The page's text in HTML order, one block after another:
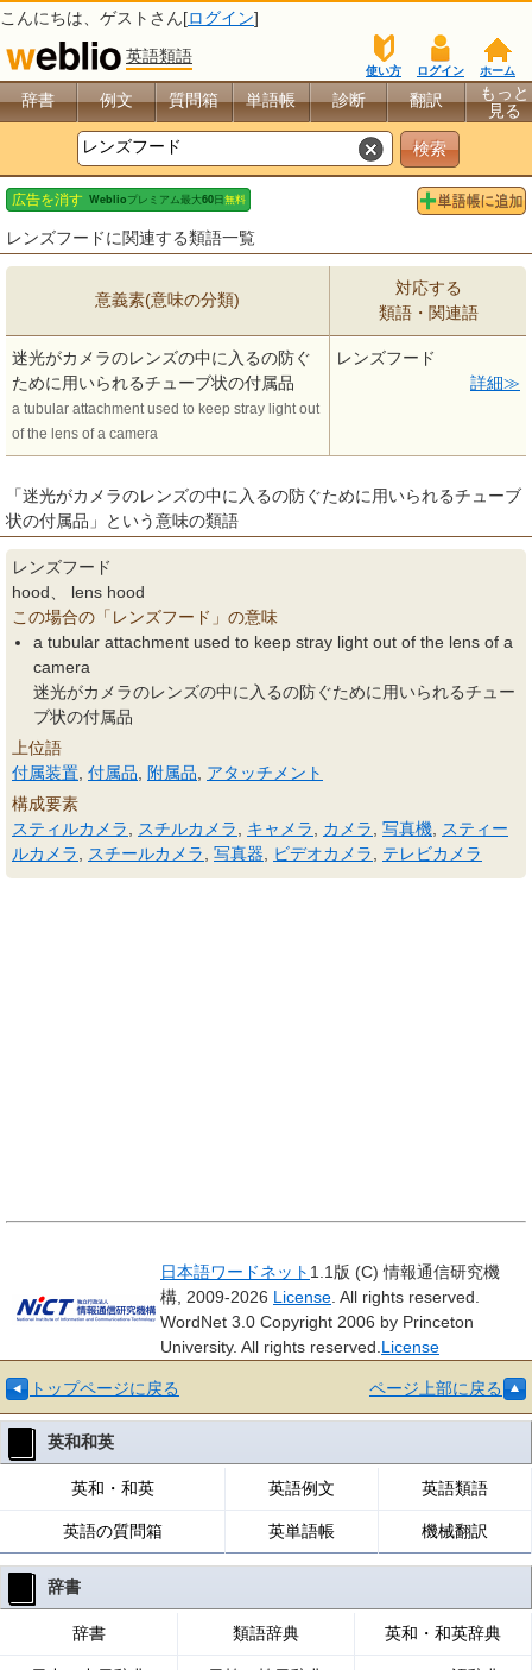
こんにちは、 ゲスト さん[ログイン]
英語類語
ホーム
ログイン
使い方
辞書 例文 質問箱 単語帳 診断 翻訳
もっと
見る
レンズフードに関連する類語一覧
意義素(意味の分類)
対応する
類語・関連語
迷光がカメラのレンズの中に入るの防ぐ
ために用いられるチューブ状の付属品
a tubular attachment used to keep stray light out
of the lens of a camera
レンズフード
詳細
「迷光がカメラのレンズの中に入るの防ぐために用いられるチューブ
状の付属品」という意味の類語
レンズフード
hood、 lens hood
この場合の「レンズフード」の意味
a tubular attachment used to keep stray light out of the lens of a
camera
迷光がカメラのレンズの中に入るの防ぐために用いられるチュー
ブ状の付属品
上位語
付属装置 付属品 附属品
アタッチメント
構成要素
スティルカメラ
スチルカメラ キャメラ カメラ 写真機
スティー
ルカメラ
スチールカメラ 写真器 ビデオカメラ テレビカメラ
日本語ワードネット 1.1版 (C) 情報通信研究機
構, 2009-2026 License . All rights reserved.
WordNet 3.0 Copyright 2006 by Princeton
University. All rights reserved. License
トップページに戻る ページ上部に戻る
英和和英
英和・和英 英語例文 英語類語
英語の質問箱 英単語帳 機械翻訳
辞書
辞書 類語辞典 英和・和英辞典